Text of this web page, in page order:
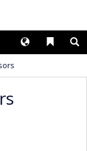
Liens
Langues